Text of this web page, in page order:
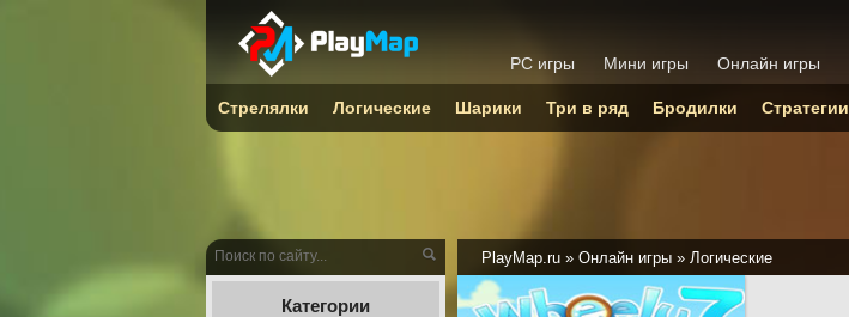
PlayMap.ru » Онлайн игры » Логические
Категории
PC игры Мини игры Онлайн игры
Стрелялки Логические Шарики Три в ряд Бродилки Стратегии